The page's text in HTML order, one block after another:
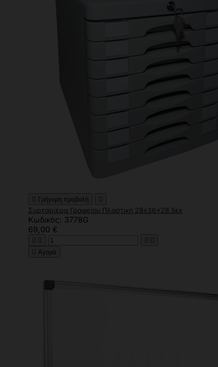
 Γρήγορη προβολή 
Συρταριέρα Γραφείου Πλαστική 28x36x28.5εκ
Κωδικός: 3778G
69,00 €
   
 Αγορά